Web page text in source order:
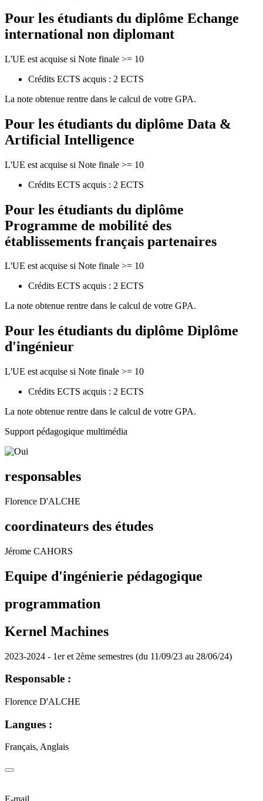
Pour les étudiants du diplôme Echange
international non diplomant
L'UE est acquise si Note finale >= 10
Crédits ECTS acquis : 2 ECTS
La note obtenue rentre dans le calcul de votre GPA.
Pour les étudiants du diplôme Data &
Artificial Intelligence
L'UE est acquise si Note finale >= 10
Crédits ECTS acquis : 2 ECTS
Pour les étudiants du diplôme
Programme de mobilité des
établissements français partenaires
L'UE est acquise si Note finale >= 10
Crédits ECTS acquis : 2 ECTS
La note obtenue rentre dans le calcul de votre GPA.
Pour les étudiants du diplôme Diplôme
d'ingénieur
L'UE est acquise si Note finale >= 10
Crédits ECTS acquis : 2 ECTS
La note obtenue rentre dans le calcul de votre GPA.
Support pédagogique multimédia
responsables
Florence D'ALCHE
coordinateurs des études
Jérome CAHORS
Equipe d'ingénierie pédagogique
programmation
Kernel Machines
2023-2024 - 1er et 2ème semestres (du 11/09/23 au 28/06/24)
Responsable :
Florence D'ALCHE
Langues :
Français, Anglais
E-mail